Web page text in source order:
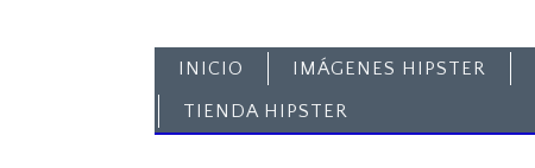
INICIO IMÁGENES HIPSTER
TIENDA HIPSTER